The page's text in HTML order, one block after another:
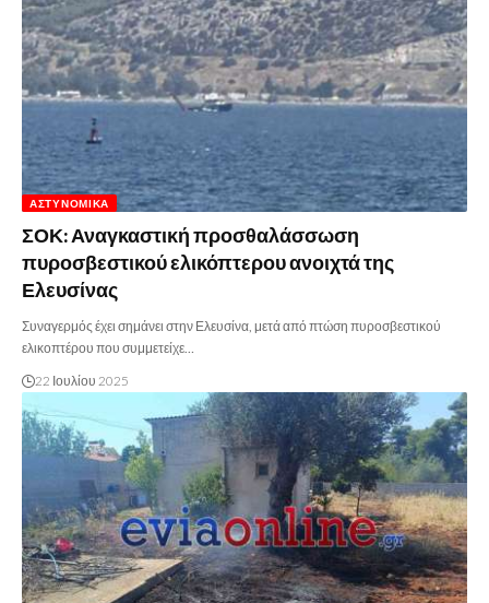
ΑΣΤΥΝΟΜΙΚΆ
ΣΟΚ: Αναγκαστική προσθαλάσσωση
πυροσβεστικού ελικόπτερου ανοιχτά της
Ελευσίνας
Συναγερμός έχει σημάνει στην Ελευσίνα, μετά από πτώση πυροσβεστικού
ελικοπτέρου που συμμετείχε…
22 Ιουλίου 2025